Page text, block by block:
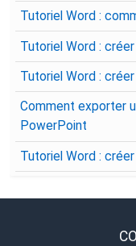
Tutoriel Word :
Tutoriel Word :
Tutoriel Word :
Comment exporter
PowerPoint
Tutoriel Word :